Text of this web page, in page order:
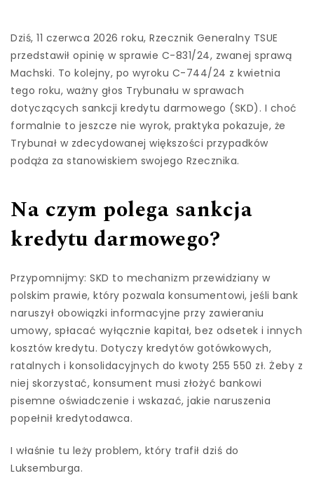
Dziś, 11 czerwca 2026 roku, Rzecznik Generalny TSUE
przedstawił opinię w sprawie C-831/24, zwanej sprawą
Machski. To kolejny, po wyroku C-744/24 z kwietnia
tego roku, ważny głos Trybunału w sprawach
dotyczących sankcji kredytu darmowego (SKD). I choć
formalnie to jeszcze nie wyrok, praktyka pokazuje, że
Trybunał w zdecydowanej większości przypadków
podąża za stanowiskiem swojego Rzecznika.
Na czym polega sankcja
kredytu darmowego?
Przypomnijmy: SKD to mechanizm przewidziany w
polskim prawie, który pozwala konsumentowi, jeśli bank
naruszył obowiązki informacyjne przy zawieraniu
umowy, spłacać wyłącznie kapitał, bez odsetek i innych
kosztów kredytu. Dotyczy kredytów gotówkowych,
ratalnych i konsolidacyjnych do kwoty 255 550 zł. Żeby z
niej skorzystać, konsument musi złożyć bankowi
pisemne oświadczenie i wskazać, jakie naruszenia
popełnił kredytodawca.
I właśnie tu leży problem, który trafił dziś do
Luksemburga.